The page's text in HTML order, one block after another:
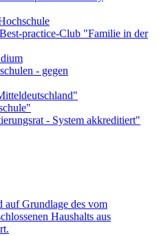
Grundlage des vom
Haushalts aus